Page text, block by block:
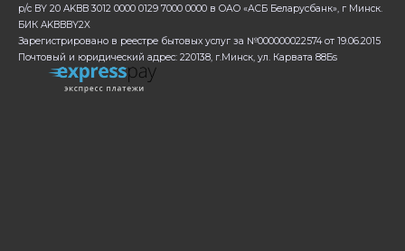
р/с BY 20 AKBB 3012 0000 0129 7000 0000 в ОАО «АСБ Беларусбанк», г Минск.
БИК AKBBBY2X
Зарегистрировано в реестре бытовых услуг за №000000022574 от 19.06.2015
Почтовый и юридический адрес: 220138, г.Минск, ул. Карвата 88Бs